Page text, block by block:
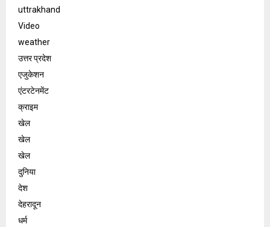
uttrakhand
Video
weather
उत्तर प्रदेश
एजुकेशन
एंटरटेनमेंट
क्राइम
खेल
खेल
खेल
दुनिया
देश
देहरादून
धर्म